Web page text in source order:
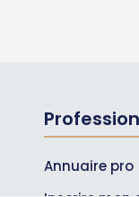
Annuaire pro